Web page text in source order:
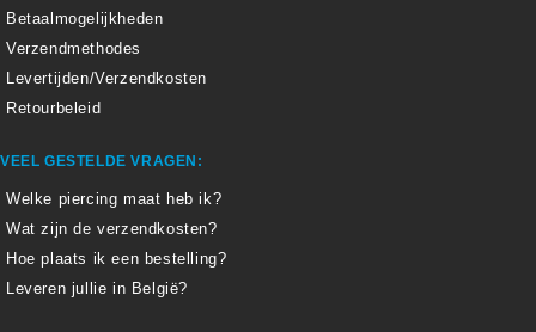
Betaalmogelijkheden
Verzendmethodes
Levertijden/Verzendkosten
Retourbeleid
VEEL GESTELDE VRAGEN:
Welke piercing maat heb ik?
Wat zijn de verzendkosten?
Hoe plaats ik een bestelling?
Leveren jullie in België?